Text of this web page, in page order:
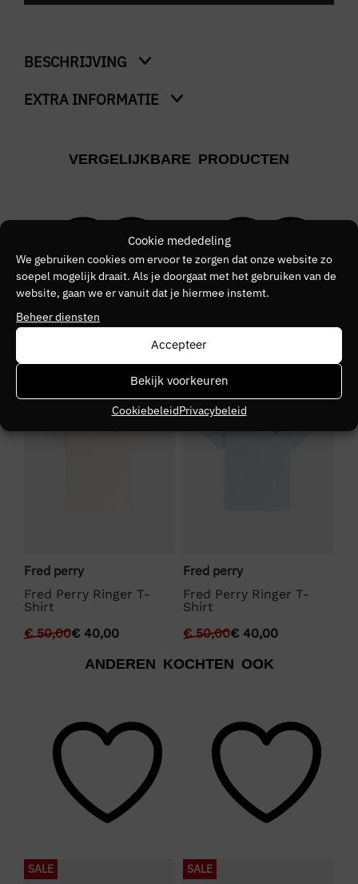
Cookie mededeling
We gebruiken cookies om ervoor te zorgen dat onze website zo
soepel mogelijk draait. Als je doorgaat met het gebruiken van de
website, gaan we er vanuit dat je hiermee instemt.
Beheer diensten
Accepteer
Bekijk voorkeuren
CookiebeleidPrivacybeleid
BESCHRIJVING
Trim Detail Crepe Pique T-Shirt
EXTRA INFORMATIE
Creme
FRED PERRY
Kleurnummer
01
Seizoen
VERGELIJKBARE PRODUCTEN
SALE
Fred perry
Fred Perry Ringer T-
Shirt
€50,00€ 40,00
SALE
Fred perry
Fred Perry Ringer T-
Shirt
€50,00€ 40,00
ANDEREN KOCHTEN OOK
SALE SALE